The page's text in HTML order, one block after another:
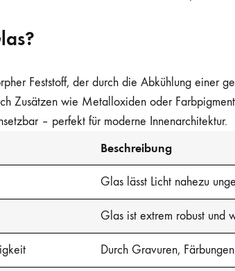
Feststoff, der durch die Abkühlung einer
Zusätzen wie Metalloxiden oder
– perfekt für moderne Innenarchitektur.
Beschreibung
Glas lässt Licht nahezu
Glas ist extrem robust und
Durch Gravuren,